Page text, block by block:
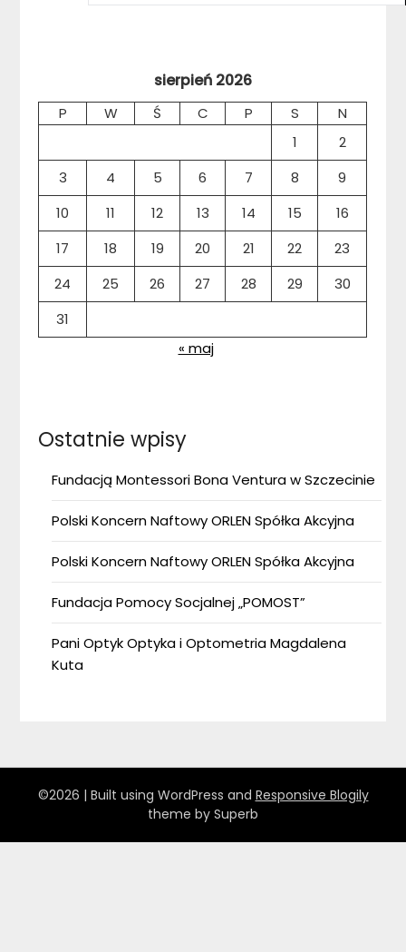
sierpień 2026
P W Ś C P S
N
1
2
3
4 5 6 7 8
9
10
11 12 13 14 15
16
17
18 19 20 21 22
23
24
25 26 27 28 29
30
31
« maj
Ostatnie wpisy
Fundacją Montessori Bona Ventura w Szczecinie
Polski Koncern Naftowy ORLEN Spółka Akcyjna
Polski Koncern Naftowy ORLEN Spółka Akcyjna
Fundacja Pomocy Socjalnej „POMOST”
Pani Optyk Optyka i Optometria Magdalena
Kuta
©2026 | Built using WordPress and Responsive Blogily
theme by Superb